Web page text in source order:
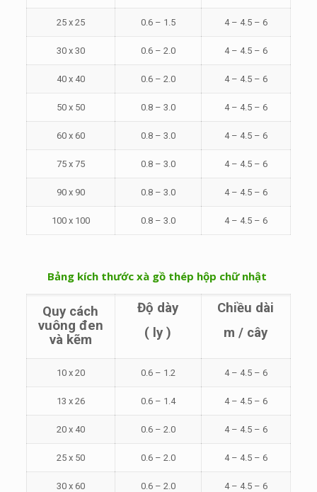
25 x 25 0.6 – 1.5 4 – 4.5 – 6
30 x 30 0.6 – 2.0 4 – 4.5 – 6
40 x 40 0.6 – 2.0 4 – 4.5 – 6
50 x 50 0.8 – 3.0 4 – 4.5 – 6
60 x 60 0.8 – 3.0 4 – 4.5 – 6
75 x 75 0.8 – 3.0 4 – 4.5 – 6
90 x 90 0.8 – 3.0 4 – 4.5 – 6
100 x 100 0.8 – 3.0 4 – 4.5 – 6
Bảng kích thước xà gồ thép hộp chữ nhật
Quy cách
vuông đen
và kẽm
Độ dày
( ly )
Chiều dài
m / cây
10 x 20 0.6 – 1.2 4 – 4.5 – 6
13 x 26 0.6 – 1.4 4 – 4.5 – 6
20 x 40 0.6 – 2.0 4 – 4.5 – 6
25 x 50 0.6 – 2.0 4 – 4.5 – 6
30 x 60 0.6 – 2.0 4 – 4.5 – 6